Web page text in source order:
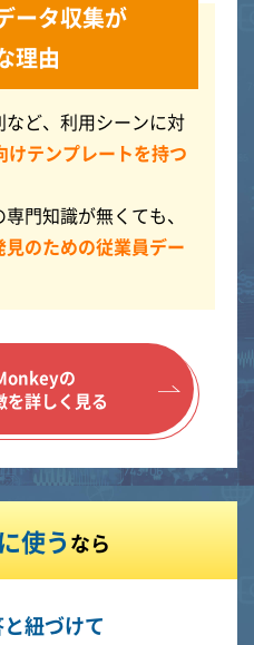
ータ収集が
理由
ど、利用シーンに対
けテンプレートを持つ
門知識が無くても、
見のための従業員デー
の
を詳しく見る
使うなら
紐づけて